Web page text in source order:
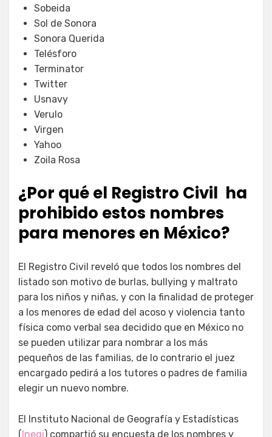
Sobeida
Sol de Sonora
Sonora Querida
Telésforo
Terminator
Twitter
Usnavy
Verulo
Virgen
Yahoo
Zoila Rosa
¿Por qué el Registro Civil ha
prohibido estos nombres
para menores en México?
El Registro Civil reveló que todos los nombres del
listado son motivo de burlas, bullying y maltrato
para los niños y niñas, y con la finalidad de proteger
a los menores de edad del acoso y violencia tanto
física como verbal sea decidido que en México no
se pueden utilizar para nombrar a los más
pequeños de las familias, de lo contrario el juez
encargado pedirá a los tutores o padres de familia
elegir un nuevo nombre.
El Instituto Nacional de Geografía y Estadísticas
( Inegi) compartió su encuesta de los nombres y